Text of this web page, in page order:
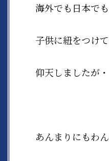
海外でも日本でも
子供に紐をつけ
仰天しましたが・
あんまりにもわ